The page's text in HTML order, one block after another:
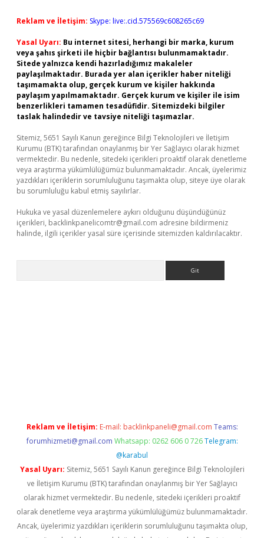
Reklam ve İletişim: Skype: live:.cid.575569c608265c69
Yasal Uyarı: Bu internet sitesi, herhangi bir marka, kurum
veya şahıs şirketi ile hiçbir bağlantısı bulunmamaktadır.
Sitede yalnızca kendi hazırladığımız makaleler
paylaşılmaktadır. Burada yer alan içerikler haber niteliği
taşımamakta olup, gerçek kurum ve kişiler hakkında
paylaşım yapılmamaktadır. Gerçek kurum ve kişiler ile isim
benzerlikleri tamamen tesadüfidir. Sitemizdeki bilgiler
taslak halindedir ve tavsiye niteliği taşımazlar.
Sitemiz, 5651 Sayılı Kanun gereğince Bilgi Teknolojileri ve İletişim
Kurumu (BTK) tarafından onaylanmış bir Yer Sağlayıcı olarak hizmet
vermektedir. Bu nedenle, sitedeki içerikleri proaktif olarak denetleme
veya araştırma yükümlülüğümüz bulunmamaktadır. Ancak, üyelerimiz
yazdıkları içeriklerin sorumluluğunu taşımakta olup, siteye üye olarak
bu sorumluluğu kabul etmiş sayılırlar.
Hukuka ve yasal düzenlemelere aykırı olduğunu düşündüğünüz
içerikleri, backlinkpanelicomtr@gmail.com adresine bildirmeniz
halinde, ilgili içerikler yasal süre içerisinde sitemizden kaldırılacaktır.
Reklam ve İletişim: E-mail: backlinkpaneli@gmail.com Teams:
forumhizmeti@gmail.com Whatsapp: 0262 606 0 726 Telegram:
@karabul
Yasal Uyarı: Sitemiz, 5651 Sayılı Kanun gereğince Bilgi Teknolojileri
ve İletişim Kurumu (BTK) tarafından onaylanmış bir Yer Sağlayıcı
olarak hizmet vermektedir. Bu nedenle, sitedeki içerikleri proaktif
olarak denetleme veya araştırma yükümlülüğümüz bulunmamaktadır.
Ancak, üyelerimiz yazdıkları içeriklerin sorumluluğunu taşımakta olup,